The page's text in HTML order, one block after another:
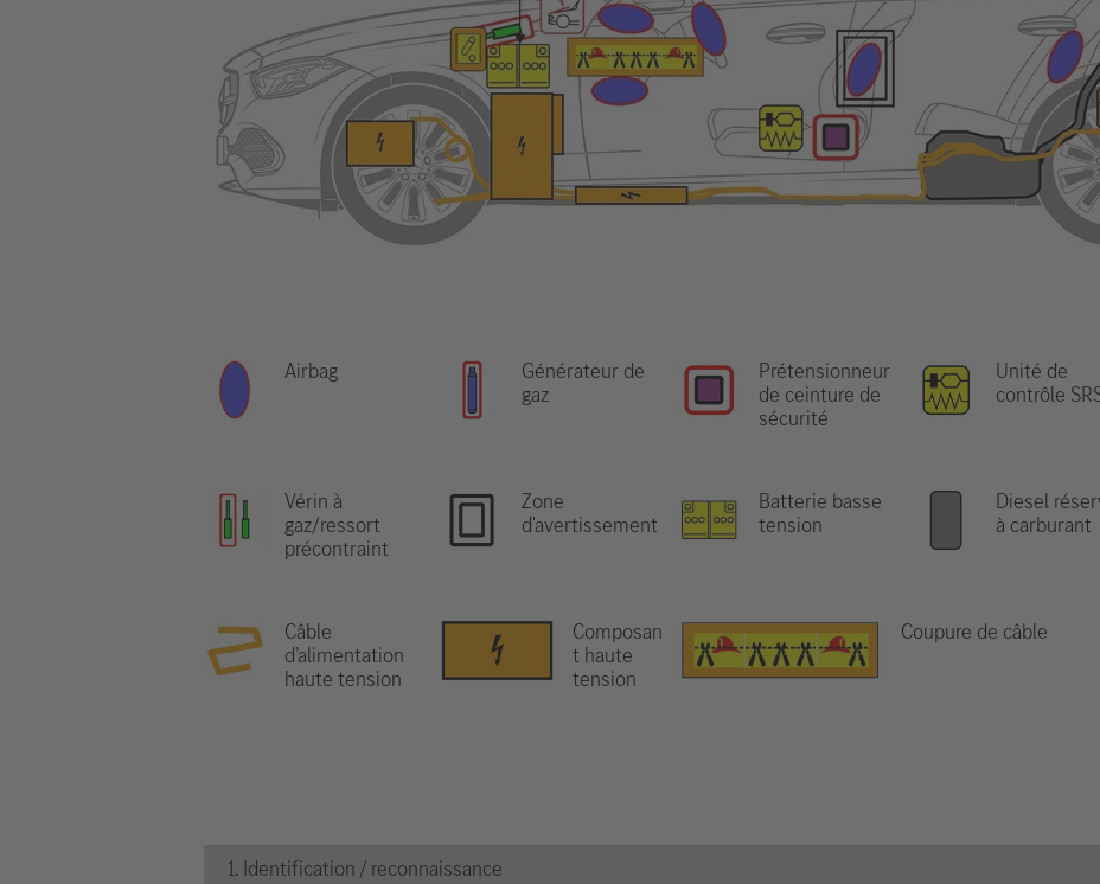
Airbag
Générateur de
gaz
Prétensionneur
de ceinture de
sécurité
Unité de
contrôle
Vérin à
gaz/ressort
précontraint
Zone
d'avertissement
Batterie basse
tension
Diesel
à carburant
Câble
d’alimentation
haute tension
Composan
t haute
tension
Coupure de câble
1. Identification / reconnaissance